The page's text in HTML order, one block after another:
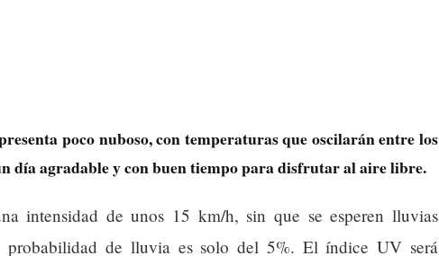
poco nuboso, con temperaturas que oscilarán entre los
día agradable y con buen tiempo para disfrutar al aire libre.
intensidad de unos 15 km/h, sin que se esperen lluvias
probabilidad de lluvia es solo del 5%. El índice UV será